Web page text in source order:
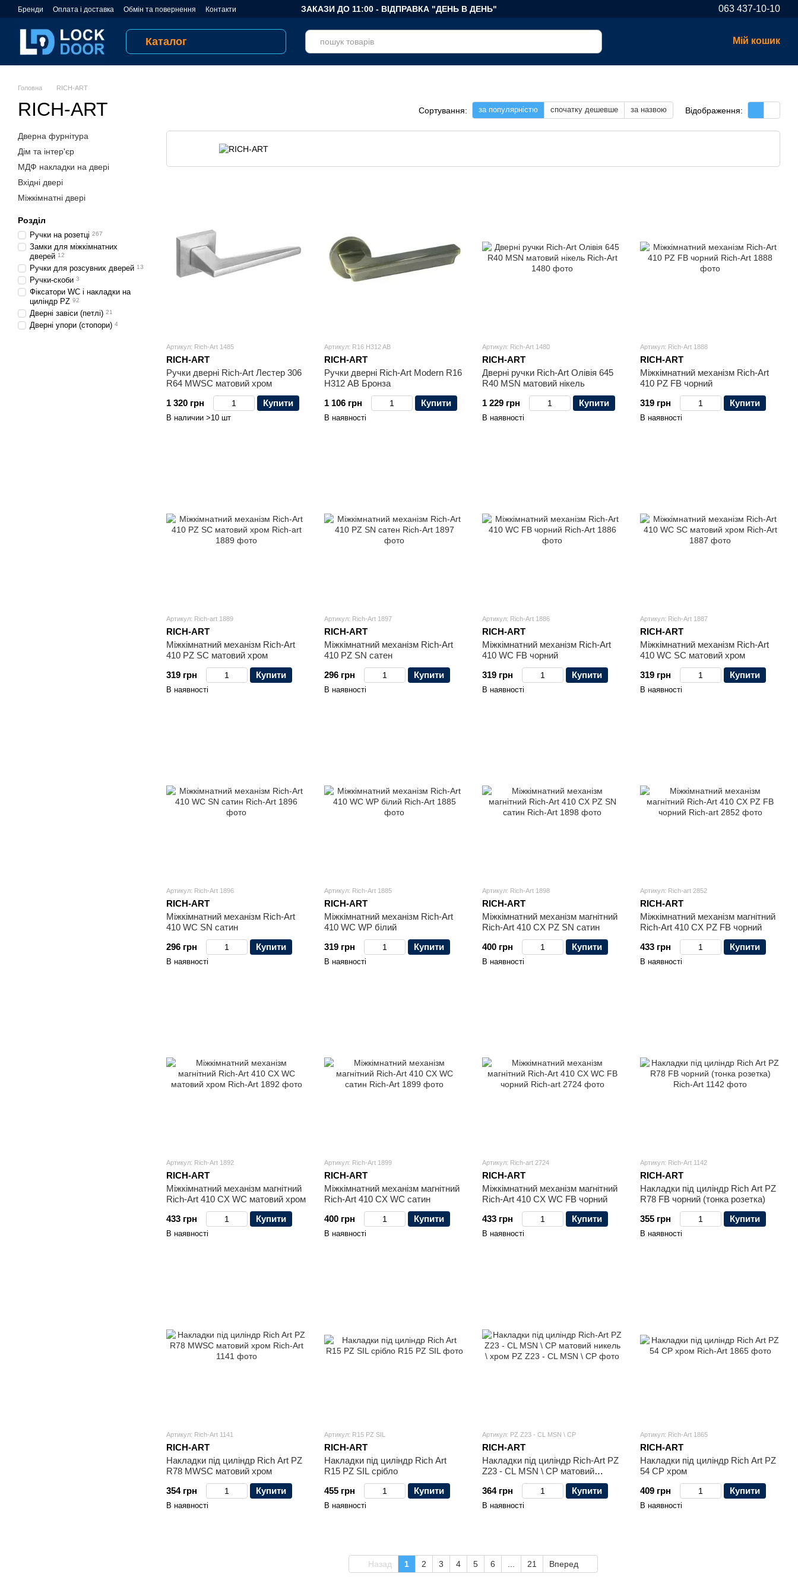
Перейти до основного контенту
Бренди Оплата і доставка Обмін та повернення
Контакти
ЗАКАЗИ ДО 11:00 - ВІДПРАВКА "ДЕНЬ В ДЕНЬ" 063 437-10-10
Каталог Мій кошик
Головна RICH-ART
RICH-ART Сортування: за популярністю спочатку дешевше за назвою Відображення:
Артикул: Rich-Art 1485
RICH-ART
Ручки дверні Rich-Art Лестер 306
R64 MWSC матовий хром
1 320 грн
Купити
В наличии >10 шт
Артикул: R16 H312 AB
RICH-ART
Ручки дверні Rich-Art Modern R16
H312 AB Бронза
1 106 грн
Купити
В наявності
Артикул: Rich-Art 1480
RICH-ART
Дверні ручки Rich-Art Олівія 645
R40 MSN матовий нікель
1 229 грн
Купити
В наявності
Артикул: Rich-Art 1888
RICH-ART
Міжкімнатний механізм Rich-Art
410 PZ FB чорний
319 грн
Купити
В наявності
Артикул: Rich-art 1889
RICH-ART
Міжкімнатний механізм Rich-Art
410 PZ SC матовий хром
319 грн
Купити
В наявності
Артикул: Rich-Art 1897
RICH-ART
Міжкімнатний механізм Rich-Art
410 PZ SN cатен
296 грн
Купити
В наявності
Артикул: Rich-Art 1886
RICH-ART
Міжкімнатний механізм Rich-Art
410 WC FB чорний
319 грн
Купити
В наявності
Артикул: Rich-Art 1887
RICH-ART
Міжкімнатний механізм Rich-Art
410 WC SC матовий хром
319 грн
Купити
В наявності
Артикул: Rich-Art 1896
RICH-ART
Міжкімнатний механізм Rich-Art
410 WC SN сатин
296 грн
Купити
В наявності
Артикул: Rich-Art 1885
RICH-ART
Міжкімнатний механізм Rich-Art
410 WC WP білий
319 грн
Купити
В наявності
Артикул: Rich-Art 1898
RICH-ART
Міжкімнатний механізм магнітний
Rich-Art 410 CX PZ SN сатин
400 грн
Купити
В наявності
Артикул: Rich-art 2852
RICH-ART
Міжкімнатний механізм магнітний
Rich-Art 410 CX PZ FB чорний
433 грн
Купити
В наявності
Артикул: Rich-Art 1892
RICH-ART
Міжкімнатний механізм магнітний
Rich-Art 410 CX WC матовий хром
433 грн
Купити
В наявності
Артикул: Rich-Art 1899
RICH-ART
Міжкімнатний механізм магнітний
Rich-Art 410 CX WC сатин
400 грн
Купити
В наявності
Артикул: Rich-art 2724
RICH-ART
Міжкімнатний механізм магнітний
Rich-Art 410 CX WC FB чорний
433 грн
Купити
В наявності
Артикул: Rich-Art 1142
RICH-ART
Накладки під циліндр Rich Art PZ
R78 FB чорний (тонка розетка)
355 грн
Купити
В наявності
Артикул: Rich-Art 1141
RICH-ART
Накладки під циліндр Rich Art PZ
R78 MWSC матовий хром
354 грн
Купити
В наявності
Артикул: R15 PZ SIL
RICH-ART
Накладки під циліндр Rich Art
R15 PZ SIL срібло
455 грн
Купити
В наявності
Артикул: PZ Z23 - СL MSN \ CP
RICH-ART
Накладки під циліндр Rich-Art PZ
Z23 - СL MSN \ CP матовий
никель \ хром
364 грн
Купити
В наявності
Артикул: Rich-Art 1865
RICH-ART
Накладки під циліндр Rich Art PZ
54 CP хром
409 грн
Купити
В наявності
Назад 1 2 3 4 5 6 ... 21 Вперед
Дверна фурнітура
Дім та інтер'єр
МДФ накладки на двері
Вхідні двері
Міжкімнатні двері
Розділ
Ручки на розетці 267
Замки для міжкімнатних
дверей 12
Ручки для розсувних дверей 13
Ручки-скоби 3
Фіксатори WC і накладки на
циліндр PZ 92
Дверні завіси (петлі) 21
Дверні упори (стопори) 4